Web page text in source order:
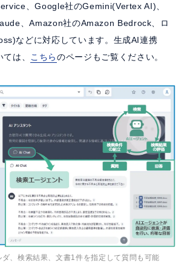
、Google社のGemini(Vertex AI)、
、Amazon社のAmazon Bedrock、ロ
などに対応しています。生成AI連携
は、
こちらのページもご覧ください。
、検索結果、文書1件を指定して質問も可能